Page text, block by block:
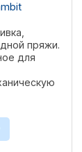
пряжи.
для
высоких
в ходе
нити